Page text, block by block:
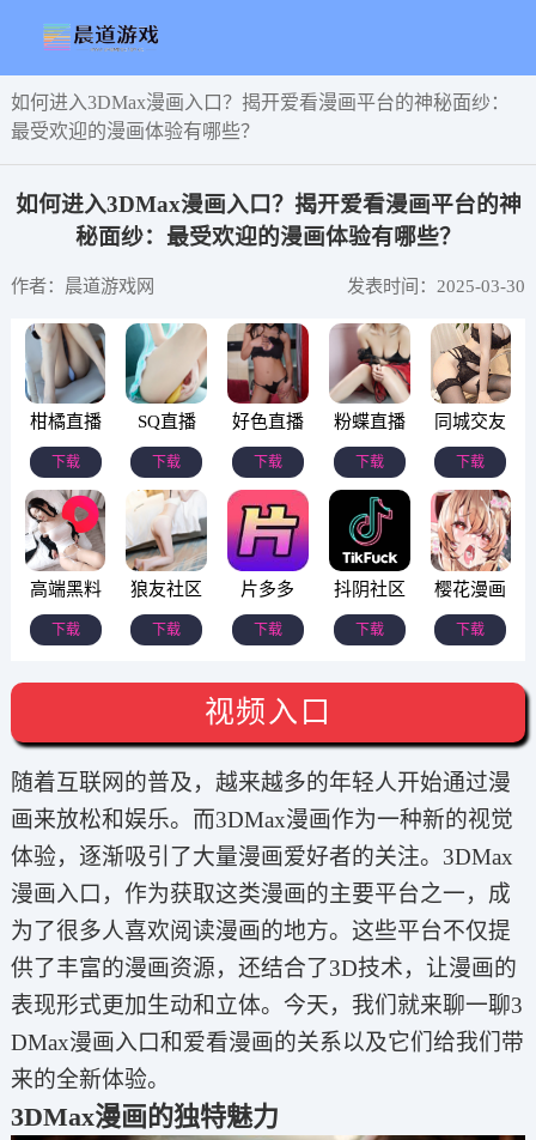
如何进入3DMax漫画入口？揭开爱看漫画平台的神秘面纱：
最受欢迎的漫画体验有哪些？
如何进入3DMax漫画入口？揭开爱看漫画平台的神
秘面纱：最受欢迎的漫画体验有哪些？
作者：晨道游戏网 发表时间：2025-03-30
柑橘直播
下载
SQ直播
下载
好色直播
下载
粉蝶直播
下载
同城交友
下载
高端黑料
下载
狼友社区
下载
片多多
下载
抖阴社区
下载
樱花漫画
下载
视频入口
随着互联网的普及，越来越多的年轻人开始通过漫
画来放松和娱乐。而3DMax漫画作为一种新的视觉
体验，逐渐吸引了大量漫画爱好者的关注。3DMax
漫画入口，作为获取这类漫画的主要平台之一，成
为了很多人喜欢阅读漫画的地方。这些平台不仅提
供了丰富的漫画资源，还结合了3D技术，让漫画的
表现形式更加生动和立体。今天，我们就来聊一聊3
DMax漫画入口和爱看漫画的关系以及它们给我们带
来的全新体验。
3DMax漫画的独特魅力